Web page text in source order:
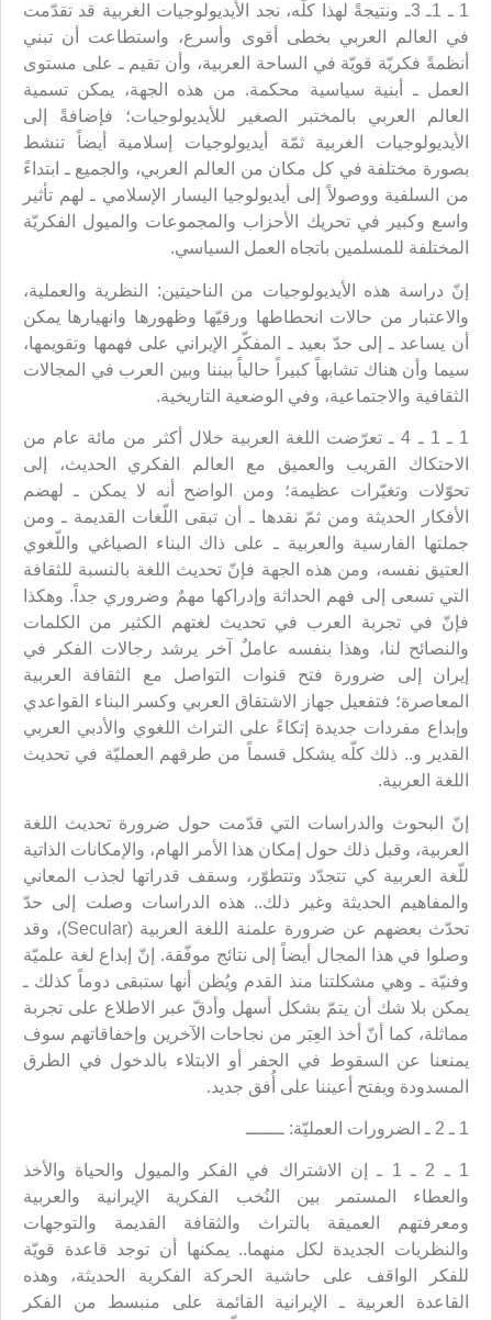
1 ـ 1ـ 3ـ ونتيجةً لهذا كلّه، نجد الأيديولوجيات الغربية قد تقدّمت
في العالم العربي بخطى أقوى وأسرع، واستطاعت أن تبني
أنظمةً فكريّة قويّة في الساحة العربية، وأن تقيم ـ على مستوى
العمل ـ أبنية سياسية محكمة. من هذه الجهة، يمكن تسمية
العالم العربي بالمختبر الصغير للأيديولوجيات؛ فإضافةً إلى
الأيديولوجيات الغربية ثمّة أيديولوجيات إسلامية أيضاً تنشط
بصورة مختلفة في كل مكان من العالم العربي، والجميع ـ ابتداءً
من السلفية ووصولاً إلى أيديولوجيا اليسار الإسلامي ـ لهم تأثير
واسع وكبير في تحريك الأحزاب والمجموعات والميول الفكريّة
المختلفة للمسلمين باتجاه العمل السياسي.
إنّ دراسة هذه الأيديولوجيات من الناحيتين: النظرية والعملية،
والاعتبار من حالات انحطاطها ورقيّها وظهورها وانهيارها يمكن
أن يساعد ـ إلى حدّ بعيد ـ المفكّر الإيراني على فهمها وتقويمها،
سيما وأن هناك تشابهاً كبيراً حالياً بيننا وبين العرب في المجالات
الثقافية والاجتماعية، وفي الوضعية التاريخية.
1 ـ 1 ـ 4 ـ تعرّضت اللغة العربية خلال أكثر من مائة عام من
الاحتكاك القريب والعميق مع العالم الفكري الحديث، إلى
تحوّلات وتغيّرات عظيمة؛ ومن الواضح أنه لا يمكن ـ لهضم
الأفكار الحديثة ومن ثمّ نقدها ـ أن تبقى اللّغات القديمة ـ ومن
جملتها الفارسية والعربية ـ على ذاك البناء الصياغي واللّغوي
العتيق نفسه، ومن هذه الجهة فإنّ تحديث اللغة بالنسبة للثقافة
التي تسعى إلى فهم الحداثة وإدراكها مهمٌ وضروري جداً. وهكذا
فإنّ في تجربة العرب في تحديث لغتهم الكثير من الكلمات
والنصائح لنا، وهذا بنفسه عاملٌ آخر يرشد رجالات الفكر في
إيران إلى ضرورة فتح قنوات التواصل مع الثقافة العربية
المعاصرة؛ فتفعيل جهاز الاشتقاق العربي وكسر البناء القواعدي
وإبداع مفردات جديدة إتكاءً على التراث اللغوي والأدبي العربي
القدير و.. ذلك كلّه يشكل قسماً من طرقهم العمليّة في تحديث
اللغة العربية.
إنّ البحوث والدراسات التي قدّمت حول ضرورة تحديث اللغة
العربية، وقبل ذلك حول إمكان هذا الأمر الهام، والإمكانات الذاتية
للّغة العربية كي تتجدّد وتتطوّر، وسقف قدراتها لجذب المعاني
والمفاهيم الحديثة وغير ذلك.. هذه الدراسات وصلت إلى حدّ
تحدّث بعضهم عن ضرورة علمنة اللغة العربية (Secular)، وقد
وصلوا في هذا المجال أيضاً إلى نتائج موفّقة. إنّ إبداع لغة علميّة
وفنيّة ـ وهي مشكلتنا منذ القدم ويُظن أنها ستبقى دوماً كذلك ـ
يمكن بلا شك أن يتمّ بشكل أسهل وأدقّ عبر الاطلاع على تجربة
مماثلة، كما أنّ أخذ العِبَر من نجاحات الآخرين وإخفاقاتهم سوف
يمنعنا عن السقوط في الحفر أو الابتلاء بالدخول في الطرق
المسدودة ويفتح أعيننا على أُفق جديد.
1 ـ 2 ـ الضرورات العمليّة: ـــــــ
1 ـ 2 ـ 1 ـ إن الاشتراك في الفكر والميول والحياة والأخذ
والعطاء المستمر بين النُخب الفكرية الإيرانية والعربية
ومعرفتهم العميقة بالتراث والثقافة القديمة والتوجهات
والنظريات الجديدة لكل منهما.. يمكنها أن توجد قاعدة قويّة
للفكر الواقف على حاشية الحركة الفكرية الحديثة، وهذه
القاعدة العربية ـ الإيرانية القائمة على منبسط من الفكر